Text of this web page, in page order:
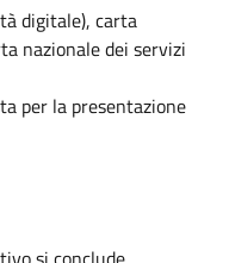
digitale), carta
nazionale dei servizi
per la presentazione